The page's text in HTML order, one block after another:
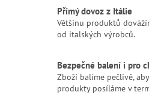
Přímý dovoz z Itálie
Většinu produktů
od italských výrobců.
Bezpečné balení i pro
Zboží balíme pečlivě,
produkty posíláme v